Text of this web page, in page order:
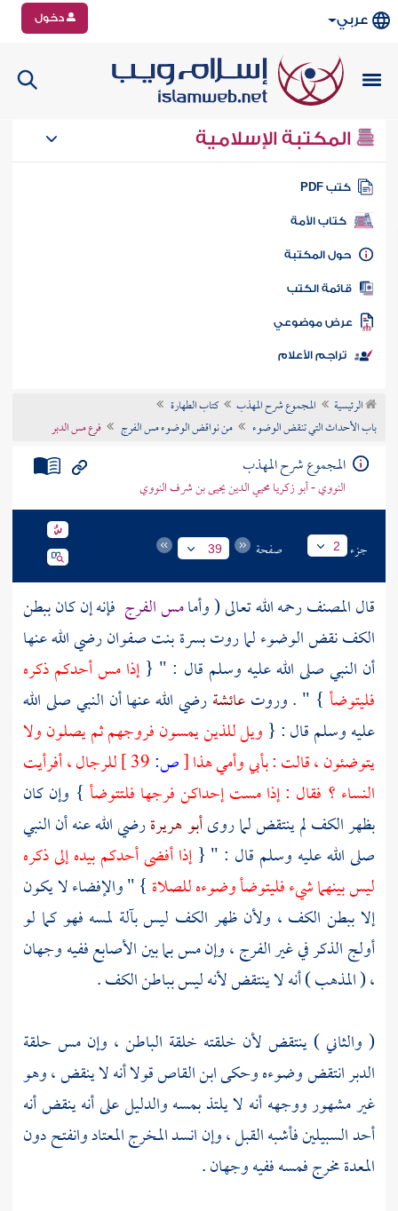
عربي دخول
المكتبة الإسلامية
كتب PDF
كتاب الأمة
المكتبة
الكتب
موضوعي
تراجم الأعلام
الرئيسية المجموع شرح المهذب
كتاب الطهارة
باب الأحداث التي تنقض الوضوء
من نواقض الوضوء مس الفرج فرع مس الدبر
المجموع شرح المهذب
النووي - أبو زكريا محيي الدين يحيى بن شرف النووي
جزء 2 صفحة 39
قالالمصنفرحمه الله تعالى ( وأمامس الفرج فإنه إن كان ببطن
الكف نقض الوضوء لما روتبسرة بنت صفوانرضي الله عنها
أن النبي صلى الله عليه وسلم قال : " {إذا مس أحدكم ذكره
فليتوضأ } " . وروتعائشةرضي الله عنها أن النبي صلى الله
عليه وسلم قال : { ويل للذين يمسون فروجهم ثم يصلون ولا
يتوضئون ، قالت : بأبي وأمي هذا[ص:
للرجال ، أفرأيت
النساء ؟ فقال : إذا مست إحداكن فرجها فلتتوضأ } وإن كان
بظهر الكف لم ينتقض لما روىأبو هريرةرضي الله عنه أن النبي
صلى الله عليه وسلم قال : " {إذا أفضى أحدكم بيده إلى ذكره
ليس بينهما شيء فليتوضأ وضوءه للصلاة } " والإفضاء لا يكون
إلا ببطن الكف ، ولأن ظهر الكف ليس بآلة لمسه فهو كما لو
أولج الذكر في غير الفرج ، وإن مس بما بين الأصابع ففيه وجهان
، ( المذهب ) أنه لا ينتقض لأنه ليس بباطن الكف .
( والثاني ) ينتقض لأن خلقته خلقة الباطن ، وإن مس حلقة
الدبر انتقض وضوءه وحكىابن القاصقولا أنه لا ينقض ، وهو
غير مشهور ووجهه أنه لا يلتذ بمسه والدليل على أنه ينقض أنه
أحد السبيلين فأشبه القبل ، وإن انسد المخرج المعتاد وانفتح دون
المعدة مخرج فمسه ففيه وجهان .